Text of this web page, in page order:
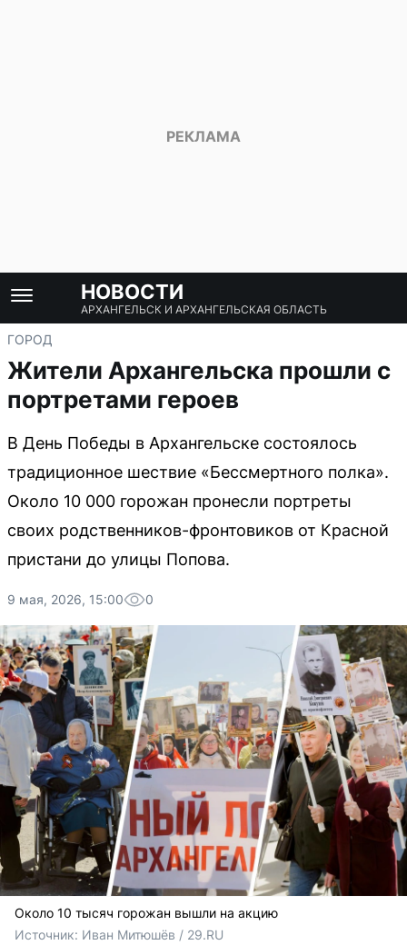
НОВОСТИ
АРХАНГЕЛЬСК И АРХАНГЕЛЬСКАЯ ОБЛАСТЬ
ГОРОД
Жители Архангельска прошли с
портретами героев
В День Победы в Архангельске состоялось
традиционное шествие «Бессмертного полка».
Около 10 000 горожан пронесли портреты
своих родственников-фронтовиков от Красной
пристани до улицы Попова.
9 мая, 2026, 15:00 0
Около 10 тысяч горожан вышли на акцию
Источник: Иван Митюшёв / 29.RU